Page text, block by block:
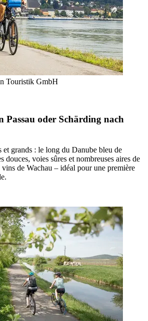
Touristik GmbH
Passau oder Schärding nach
et grands : le long du Danube bleu de
douces, voies sûres et nombreuses aires de
de Wachau – idéal pour une première